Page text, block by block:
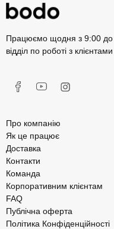
Працюємо щодня з 9:00 до
відділ по роботі з
Про компанію
Як це працює
Доставка
Контакти
Команда
Корпоративним клієнтам
FAQ
Публічна оферта
Політика Конфіденційності